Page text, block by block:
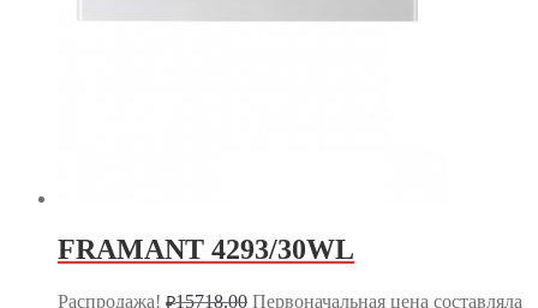
FRAMANT 4293/30WL
Распродажа! ₽15718.00 Первоначальная цена составляла